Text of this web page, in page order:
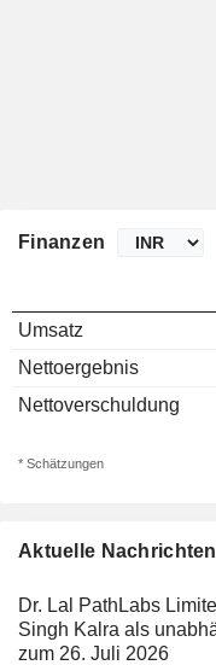
Aktuelle
Dr. Lal PathLabs
Singh Kalra als
zum 26. Juli 2026
Finanzen
Umsatz
Nettoergebnis
Nettoverschuldung
* Schätzungen